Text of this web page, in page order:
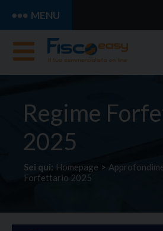
MENU
Regime
2025
Sei qui: Homepage >
Forfettario 2025